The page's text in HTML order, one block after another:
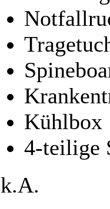
Kühlbox
4-teilige
k.A.